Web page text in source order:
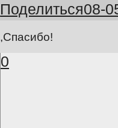
Поделиться08-
,Спасибо!
0